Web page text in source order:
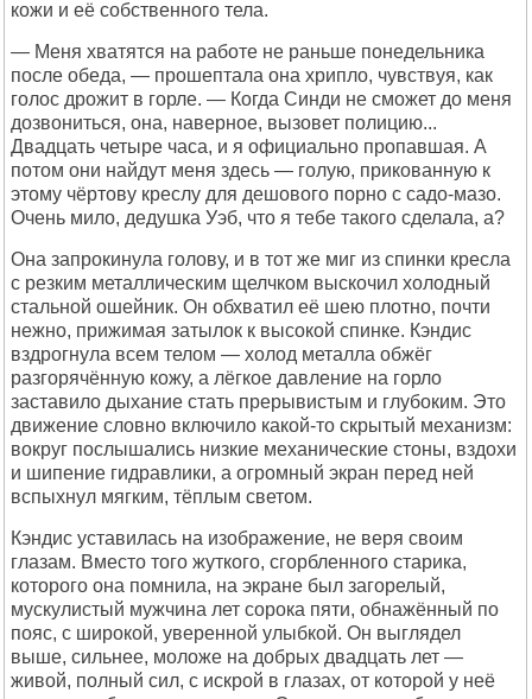
кожи и её собственного тела.
— Меня хватятся на работе не раньше понедельника
после обеда, — прошептала она хрипло, чувствуя, как
голос дрожит в горле. — Когда Синди не сможет до меня
дозвониться, она, наверное, вызовет полицию...
Двадцать четыре часа, и я официально пропавшая. А
потом они найдут меня здесь — голую, прикованную к
этому чёртову креслу для дешового порно с садо-мазо.
Очень мило, дедушка Уэб, что я тебе такого сделала, а?
Она запрокинула голову, и в тот же миг из спинки кресла
с резким металлическим щелчком выскочил холодный
стальной ошейник. Он обхватил её шею плотно, почти
нежно, прижимая затылок к высокой спинке. Кэндис
вздрогнула всем телом — холод металла обжёг
разгорячённую кожу, а лёгкое давление на горло
заставило дыхание стать прерывистым и глубоким. Это
движение словно включило какой-то скрытый механизм:
вокруг послышались низкие механические стоны, вздохи
и шипение гидравлики, а огромный экран перед ней
вспыхнул мягким, тёплым светом.
Кэндис уставилась на изображение, не веря своим
глазам. Вместо того жуткого, сгорбленного старика,
которого она помнила, на экране был загорелый,
мускулистый мужчина лет сорока пяти, обнажённый по
пояс, с широкой, уверенной улыбкой. Он выглядел
выше, сильнее, моложе на добрых двадцать лет —
живой, полный сил, с искрой в глазах, от которой у неё